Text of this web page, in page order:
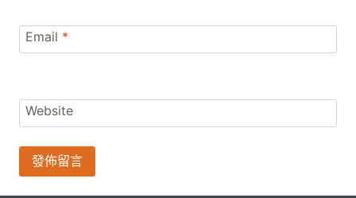
Email *
Website